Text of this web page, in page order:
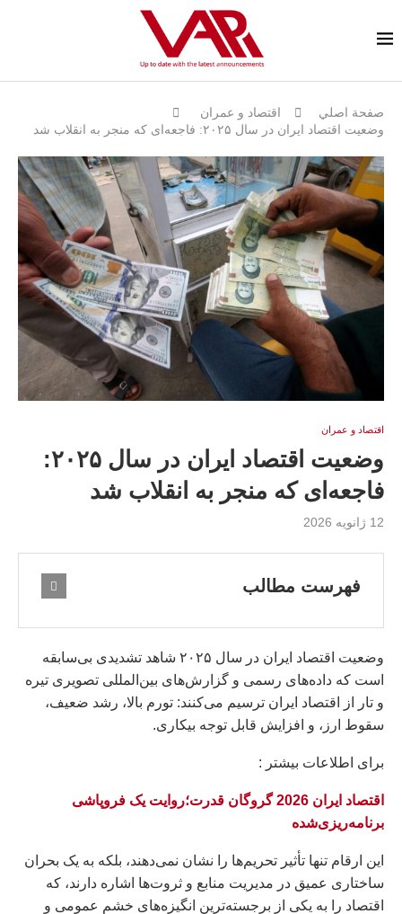
صفحة اصلي
اقتصاد و عمران
وضعیت اقتصاد ایران در سال ۲۰۲۵: فاجعه‌ای که منجر به انقلاب شد
اقتصاد و عمران
وضعیت اقتصاد ایران در سال ۲۰۲۵:
فاجعه‌ای که منجر به انقلاب شد
12 ژانویه 2026
فهرست مطالب
وضعیت اقتصاد ایران در سال ۲۰۲۵ شاهد تشدیدی بی‌سابقه
است که داده‌های رسمی و گزارش‌های بین‌المللی تصویری تیره
و تار از اقتصاد ایران ترسیم می‌کنند: تورم بالا، رشد ضعیف،
سقوط ارز، و افزایش قابل توجه بیکاری.
براى اطلاعات بيشتر :
اقتصاد ایران 2026 گروگان قدرت؛روایت یک فروپاشی
برنامه‌ریزی‌شده
این ارقام تنها تأثیر تحریم‌ها را نشان نمی‌دهند، بلکه به یک بحران
ساختاری عمیق در مدیریت منابع و ثروت‌ها اشاره دارند، که
اقتصاد را به یکی از برجسته‌ترین انگیزه‌های خشم عمومی و